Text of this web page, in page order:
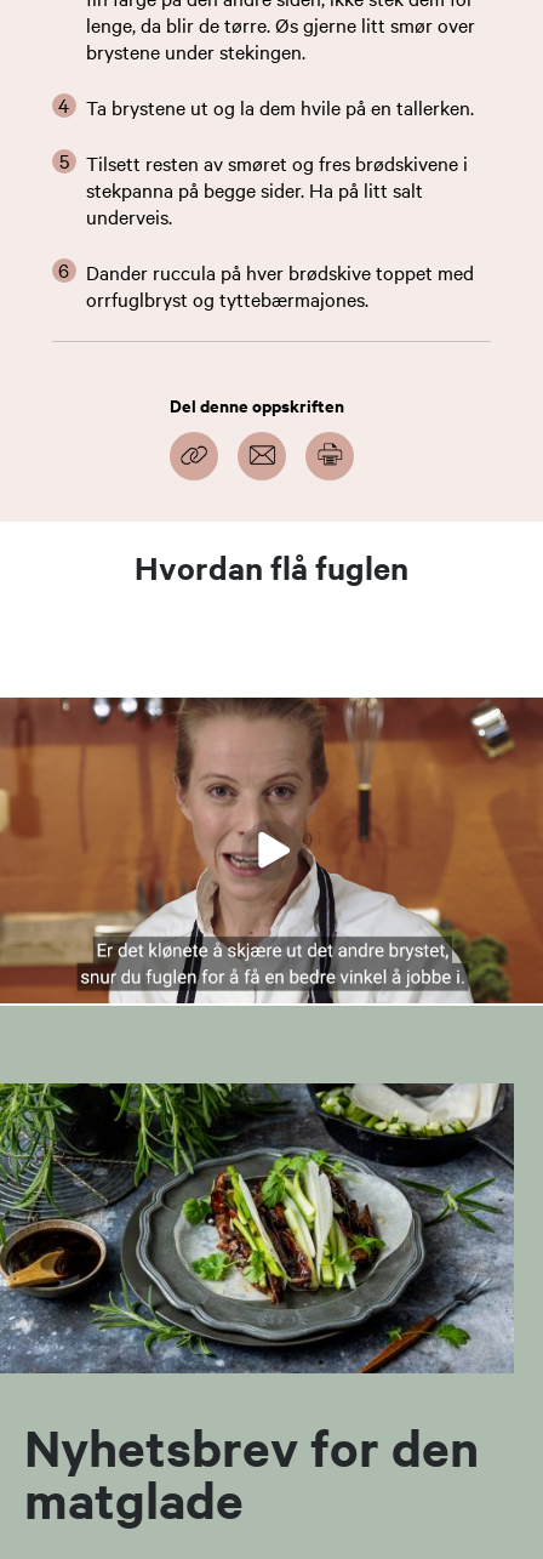
lenge, da blir de tørre. Øs gjerne litt smør over
brystene under stekingen.
Ta brystene ut og la dem hvile på en tallerken.
Tilsett resten av smøret og fres brødskivene i
stekpanna på begge sider. Ha på litt salt
underveis.
Dander ruccula på hver brødskive toppet med
orrfuglbryst og tyttebærmajones.
Del denne oppskriften
Hvordan flå fuglen
Nyhetsbrev for den
matglade